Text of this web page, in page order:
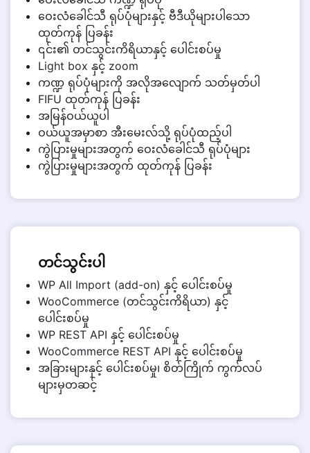
ဝေးလံခေါင်သီ ရုပ်ပုံများနှင့် ဗီဒီယိုများပါသော
ထုတ်ကုန် ပြခန်း
၎င်း၏ တင်သွင်းကိရိယာနှင့် ပေါင်းစပ်မှု
Light box နှင့် zoom
ကဏ္ဍ ရုပ်ပုံများကို အလိုအလျောက် သတ်မှတ်ပါ
FIFU ထုတ်ကုန် ပြခန်း
အမြန်ဝယ်ယူပါ
ဝယ်ယူအမှာစာ အီးမေးလ်သို့ ရုပ်ပုံထည့်ပါ
ကွဲပြားမှုများအတွက် ဝေးလံခေါင်သီ ရုပ်ပုံများ
ကွဲပြားမှုများအတွက် ထုတ်ကုန် ပြခန်း
တင်သွင်းပါ
WP All Import (add-on) နှင့် ပေါင်းစပ်မှု
WooCommerce (တင်သွင်းကိရိယာ) နှင့်
ပေါင်းစပ်မှု
WP REST API နှင့် ပေါင်းစပ်မှု
WooCommerce REST API နှင့် ပေါင်းစပ်မှု
အခြားများနှင့် ပေါင်းစပ်မှု၊ စိတ်ကြိုက် ကွက်လပ်
များမှတဆင့်